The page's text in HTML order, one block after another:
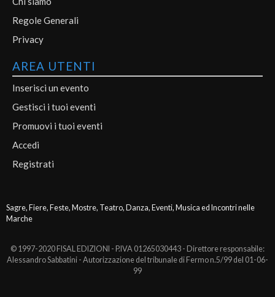
Regole Generali
Privacy
AREA UTENTI
Inserisci un evento
Gestisci i tuoi eventi
Promuovi i tuoi eventi
Accedi
Registrati
Sagre, Fiere, Feste, Mostre, Teatro, Danza, Eventi, Musica ed Incontri nelle
Marche
© 1997-2020 FISAL EDIZIONI - P.IVA 01265030443 - Direttore responsabile:
Alessandro Sabbatini - Autorizzazione del tribunale di Fermo n.5/99 del 01-06-
99